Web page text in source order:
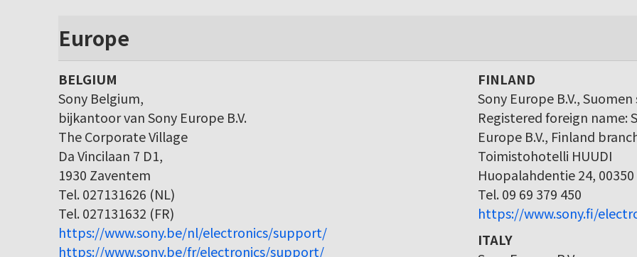
Europe
BELGIUM
Sony Belgium,
bijkantoor van Sony Europe B.V.
The Corporate Village
Da Vincilaan 7 D1,
1930 Zaventem
Tel. 027131626 (NL)
Tel. 027131632 (FR)
https://www.sony.be/nl/electronics/support/
https://www.sony.be/fr/electronics/support/
FINLAND
Sony Europe B.V.,
Registered foreign name:
Europe B.V., Finland
Toimistohotelli HUUDI
Huopalahdentie 24,
Tel. 09 69 379 450
https://www.sony.fi/
ITALY